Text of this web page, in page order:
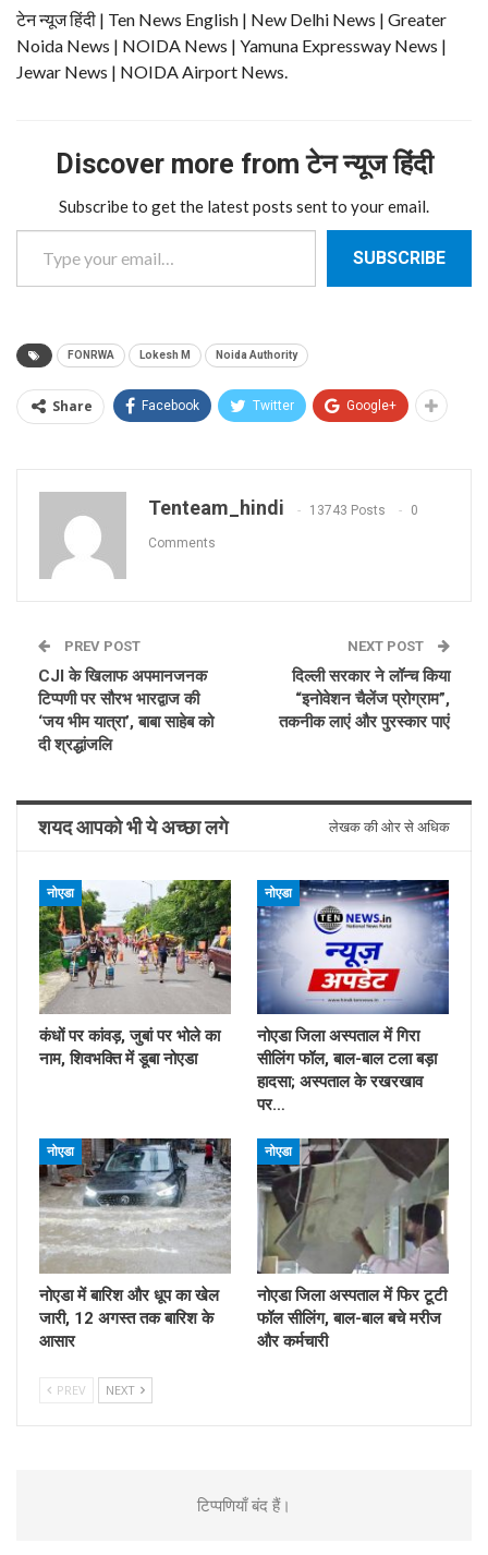
टेन न्यूज हिंदी | Ten News English | New Delhi News | Greater
Noida News | NOIDA News | Yamuna Expressway News |
Jewar News | NOIDA Airport News.
Discover more from टेन न्यूज हिंदी
Subscribe to get the latest posts sent to your email.
Type your email…
SUBSCRIBE
FONRWA Lokesh M Noida Authority
Share Facebook Twitter Google+
Tenteam_hindi 13743 Posts 0
Comments
PREV POST
CJI के खिलाफ अपमानजनक
टिप्पणी पर सौरभ भारद्वाज की
‘जय भीम यात्रा’, बाबा साहेब को
दी श्रद्धांजलि
NEXT POST
दिल्ली सरकार ने लॉन्च किया
“इनोवेशन चैलेंज प्रोग्राम”,
तकनीक लाएं और पुरस्कार पाएं
शयद आपको भी ये अच्छा लगे लेखक की ओर से अधिक
नोएडा
कंधों पर कांवड़, जुबां पर भोले का
नाम, शिवभक्ति में डूबा नोएडा
नोएडा
नोएडा जिला अस्पताल में गिरा
सीलिंग फॉल, बाल-बाल टला बड़ा
हादसा; अस्पताल के रखरखाव
पर…
नोएडा
नोएडा में बारिश और धूप का खेल
जारी, 12 अगस्त तक बारिश के
आसार
नोएडा
नोएडा जिला अस्पताल में फिर टूटी
फॉल सीलिंग, बाल-बाल बचे मरीज
और कर्मचारी
PREV NEXT
टिप्पणियाँ बंद हैं।